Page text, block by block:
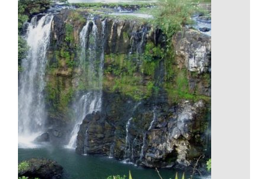
La flore de Madagascar